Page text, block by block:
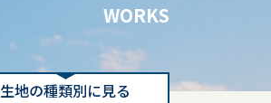
WORKS
生地の種類別に見る